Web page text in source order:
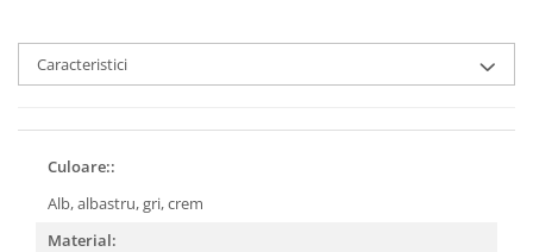
Caracteristici
Culoare::
Alb, albastru, gri, crem
Material: